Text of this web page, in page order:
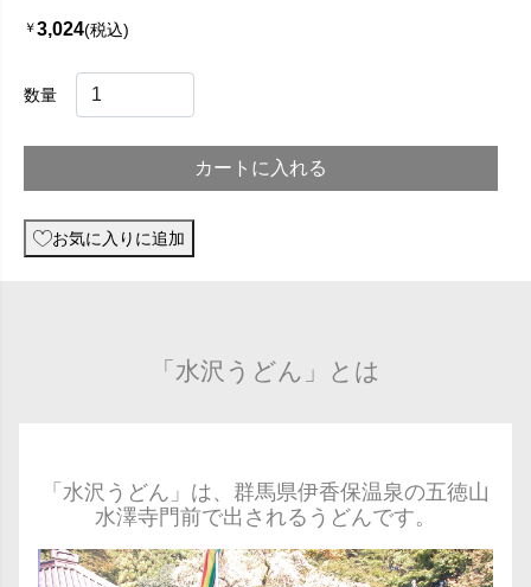
￥3,024(税込)
数量
カートに入れる
お気に入りに追加
「水沢うどん」とは
「水沢うどん」は、群馬県伊香保温泉の五徳山
水澤寺門前で出されるうどんです。